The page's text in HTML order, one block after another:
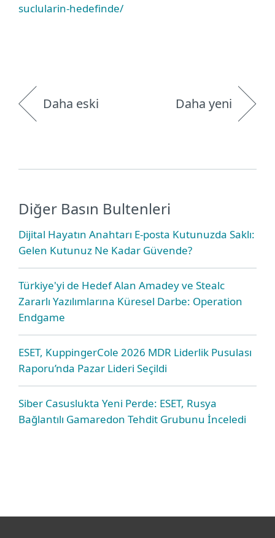
suclularin-hedefinde/
Daha eski Daha yeni
Diğer Basın Bultenleri
Dijital Hayatın Anahtarı E-posta Kutunuzda Saklı:
Gelen Kutunuz Ne Kadar Güvende?
Türkiye'yi de Hedef Alan Amadey ve Stealc
Zararlı Yazılımlarına Küresel Darbe: Operation
Endgame
ESET, KuppingerCole 2026 MDR Liderlik Pusulası
Raporu’nda Pazar Lideri Seçildi
Siber Casuslukta Yeni Perde: ESET, Rusya
Bağlantılı Gamaredon Tehdit Grubunu İnceledi